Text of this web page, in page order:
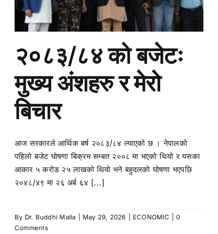
२०८३/८४ को बजेटः
मुख्य अंशहरु र मेरो
बिचार
आज सरकारले आर्थिक बर्ष २०८३/८४ ल्याएको छ । नेपालको
पहिलो बजेट घोषणा बिक्रम सम्बत २००८ मा भएको थियो र यसका
आकार ५ करोड २५ लाखको थियो भने बहुदलको घोषणा भएपछि
२०४८/४९ मा २६ अर्ब ६४ [...]
By Dr. Buddhi Malla May 29, 2026 ECONOMIC
0
Comments